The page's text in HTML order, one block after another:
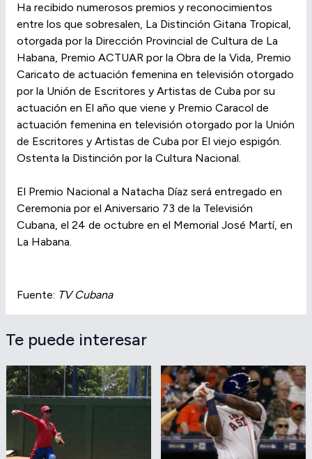
Ha recibido numerosos premios y reconocimientos
entre los que sobresalen, La Distinción Gitana Tropical,
otorgada por la Dirección Provincial de Cultura de La
Habana, Premio ACTUAR por la Obra de la Vida, Premio
Caricato de actuación femenina en televisión otorgado
por la Unión de Escritores y Artistas de Cuba por su
actuación en El año que viene y Premio Caracol de
actuación femenina en televisión otorgado por la Unión
de Escritores y Artistas de Cuba por El viejo espigón.
Ostenta la Distinción por la Cultura Nacional.
El Premio Nacional a Natacha Díaz será entregado en
Ceremonia por el Aniversario 73 de la Televisión
Cubana, el 24 de octubre en el Memorial José Martí, en
La Habana.
Fuente: TV Cubana
Te puede interesar